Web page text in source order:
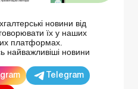
новини від
їх у наших
платформах.
найважливіші новини
Telegram